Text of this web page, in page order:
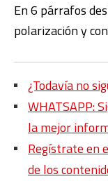
En 6 párrafos
polarización y
¿Todavía no
WHATSAPP:
la mejor
Regístrate en
de los